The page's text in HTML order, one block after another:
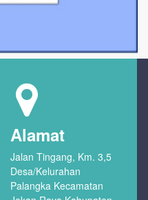
Alamat
Jalan Tingang, Km. 3,5
Desa/Kelurahan
Palangka Kecamatan